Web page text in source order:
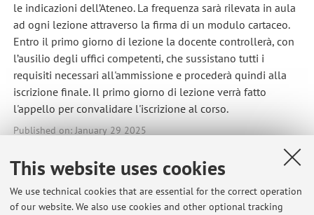
This website uses cookies
We use technical cookies that are essential for the correct operation
of our website. We also use cookies and other optional tracking
le indicazioni dell’Ateneo. La frequenza sarà rilevata in aula
ad ogni lezione attraverso la firma di un modulo cartaceo.
Entro il primo giorno di lezione la docente controllerà, con
l’ausilio degli uffici competenti, che sussistano tutti i
requisiti necessari all'ammissione e procederà quindi alla
iscrizione finale. Il primo giorno di lezione verrà fatto
l'appello per convalidare l'iscrizione al corso.
Published on: January 29 2025
Latest news